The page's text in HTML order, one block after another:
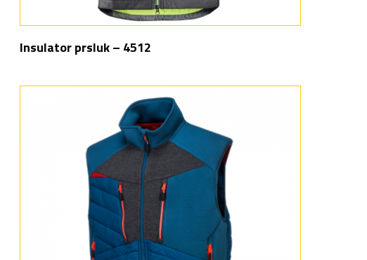
Insulator prsluk – 4512